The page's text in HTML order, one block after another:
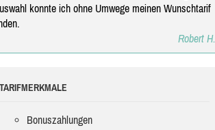
konnte ich ohne Umwege meinen Wunschtarif
Robert H.
TARIFMERKMALE
Bonuszahlungen